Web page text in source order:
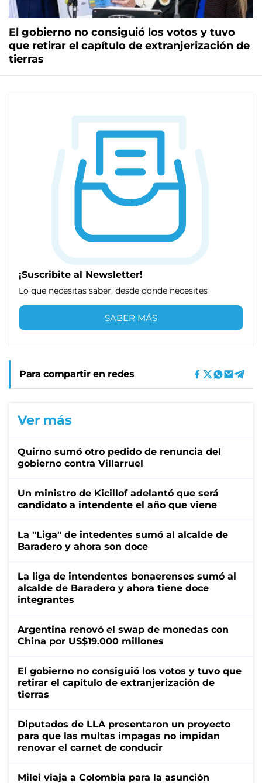
El gobierno no consiguió los votos y tuvo
que retirar el capítulo de extranjerización de
tierras
¡Suscribite al Newsletter!
Lo que necesitas saber, desde donde necesites
SABER MÁS
Para compartir en redes
Ver más
Quirno sumó otro pedido de renuncia del
gobierno contra Villarruel
Un ministro de Kicillof adelantó que será
candidato a intendente el año que viene
La "Liga" de intedentes sumó al alcalde de
Baradero y ahora son doce
La liga de intendentes bonaerenses sumó al
alcalde de Baradero y ahora tiene doce
integrantes
Argentina renovó el swap de monedas con
China por US$19.000 millones
El gobierno no consiguió los votos y tuvo que
retirar el capítulo de extranjerización de
tierras
Diputados de LLA presentaron un proyecto
para que las multas impagas no impidan
renovar el carnet de conducir
Milei viaja a Colombia para la asunción